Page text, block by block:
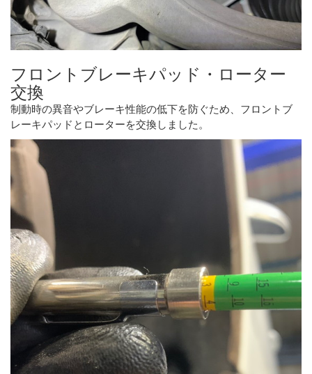
フロントブレーキパッド・ローター
交換
制動時の異音やブレーキ性能の低下を防ぐため、フロントブ
レーキパッドとローターを交換しました。